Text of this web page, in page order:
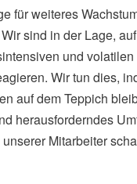
für weiteres
sind in der Lage, auf
und volatilen
Wir tun dies,
auf dem Teppich
herausforderndes
Mitarbeiter